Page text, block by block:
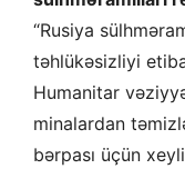
“Rusiya
təhlükəsizliyi
Humanitar
minalardan
bərpası üçün